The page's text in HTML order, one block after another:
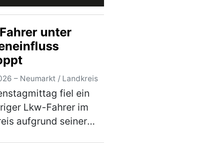
unter
– Neumarkt / Landkreis
fiel ein
Lkw-Fahrer im
aufgrund seiner